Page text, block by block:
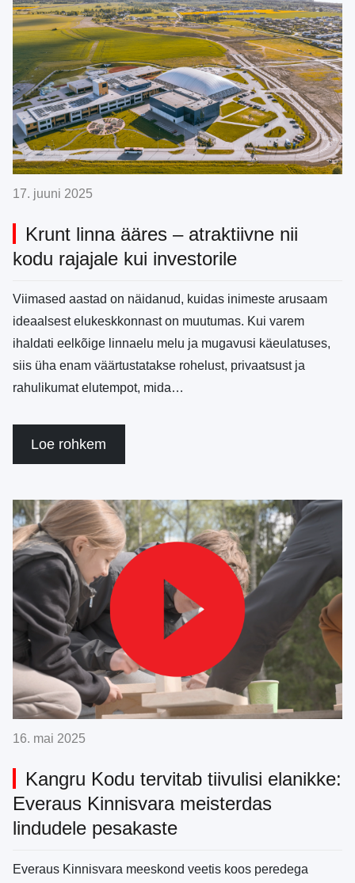
17. juuni 2025
Krunt linna ääres – atraktiivne nii
kodu rajajale kui investorile
Viimased aastad on näidanud, kuidas inimeste arusaam
ideaalsest elukeskkonnast on muutumas. Kui varem
ihaldati eelkõige linnaelu melu ja mugavusi käeulatuses,
siis üha enam väärtustatakse rohelust, privaatsust ja
rahulikumat elutempot, mida…
Loe rohkem
16. mai 2025
Kangru Kodu tervitab tiivulisi elanikke:
Everaus Kinnisvara meisterdas
lindudele pesakaste
Everaus Kinnisvara meeskond veetis koos peredega